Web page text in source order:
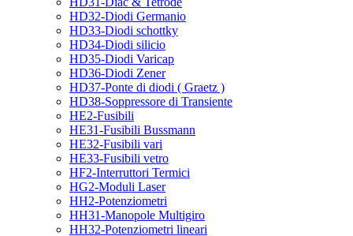
HD32-Diodi Germanio
HD33-Diodi schottky
HD34-Diodi silicio
HD35-Diodi Varicap
HD36-Diodi Zener
HD37-Ponte di diodi ( Graetz )
HD38-Soppressore di Transiente
HE2-Fusibili
HE31-Fusibili Bussmann
HE32-Fusibili vari
HE33-Fusibili vetro
HF2-Interruttori Termici
HG2-Moduli Laser
HH2-Potenziometri
HH31-Manopole Multigiro
HH32-Potenziometri lineari